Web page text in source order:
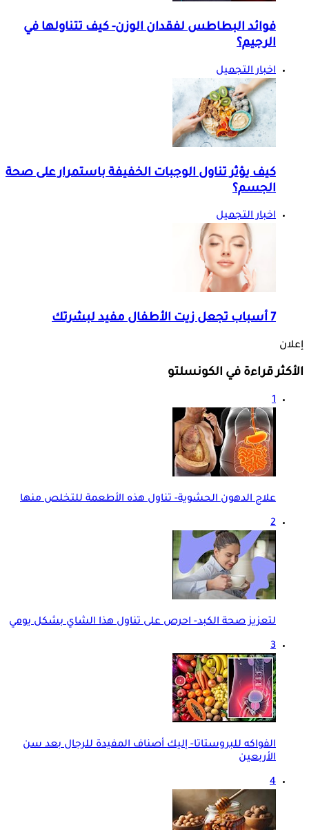
فوائد البطاطس لفقدان الوزن- كيف تتناولها في
الرجيم؟
اخبار التجميل
كيف يؤثر تناول الوجبات الخفيفة باستمرار على صحة
الجسم؟
اخبار التجميل
7 أسباب تجعل زيت الأطفال مفيد لبشرتك
إعلان
الأكثر قراءة في الكونسلتو
1
علاج الدهون الحشوية- تناول هذه الأطعمة للتخلص منها
2
لتعزيز صحة الكبد- احرص على تناول هذا الشاي بشكل يومي
3
الفواكه للبروستاتا- إليك أصناف المفيدة للرجال بعد سن
الأربعين
4